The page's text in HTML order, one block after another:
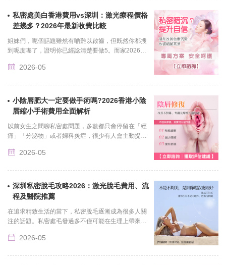
私密處美白香港費用vs深圳：激光療程價格
差幾多？2026年最新收費比較
姐妹們，呢個話題雖然有啲難以啟齒，但既然你都搜
到呢度嚟了，證明你已經諗清楚要做5。而家2026年5
遠？我幫你逐个數......
2026-05
小陰唇肥大一定要做手術嗎?2026香港小陰
唇縮小手術費用全面解析
以前女生之間聊私密處問題，多數都只會停留在「經
痛」「分泌物」或者婦科炎症，很少有人會主動提到
自我身體認知以及......
2026-05
深圳私密脫毛攻略2026：激光脫毛費用、流
程及醫院推薦
在追求精致生活的當下，私密脫毛逐漸成為很多人關
注的話題。私密處毛發過多不僅可能在生理上帶來悶
在深圳這座繁華的......
2026-05